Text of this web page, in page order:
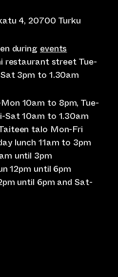
4, 20700 Turku
during events
restaurant street Tue-
3pm to 1.30am
10am to 8pm, Tue-
Sat 10am to 1.30am
talo Mon-Fri
lunch 11am to 3pm
until 3pm
12pm until 6pm
until 6pm and Sat-